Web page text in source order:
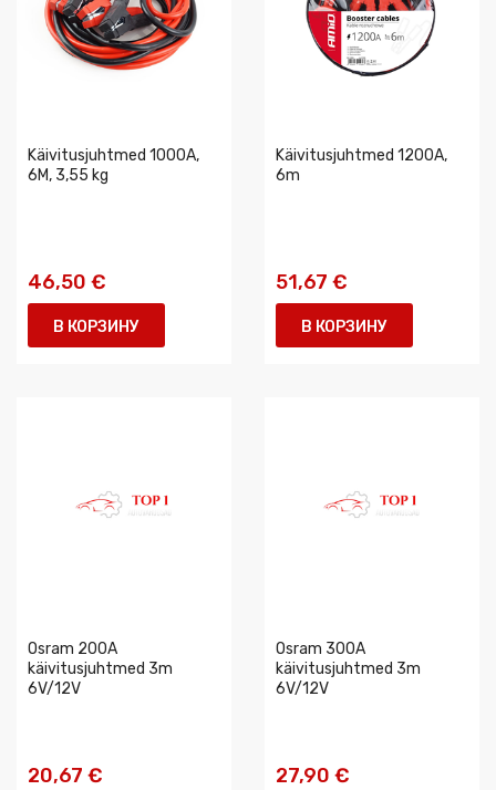
Käivitusjuhtmed 1000A,
6M, 3,55 kg
46,50 €
В КОРЗИНУ
Käivitusjuhtmed 1200A,
6m
51,67 €
В КОРЗИНУ
Osram 200A
käivitusjuhtmed 3m
6V/12V
20,67 €
Osram 300A
käivitusjuhtmed 3m
6V/12V
27,90 €